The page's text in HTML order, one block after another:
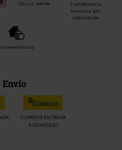
Transferencia
bancaria por
adelantado
Envío
CORREOS ENTREGA
A DOMICILIO